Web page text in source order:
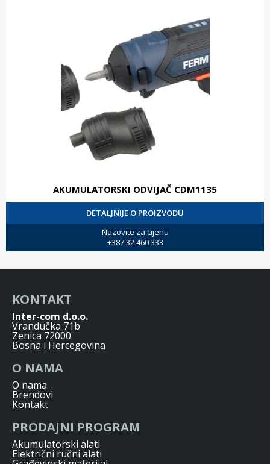
AKUMULATORSKI ODVIJAČ CDM1135
DETALJNIJE O PROIZVODU
Nazovite za cijenu
+387 32 460 333
KONTAKT
Inter-com d.o.o.
Vrandučka 71b
Zenica 72000
Bosna i Hercegovina
O NAMA
O nama
Brendovi
Kontakt
PRODAJNI PROGRAM
Akumulatorski alati
Električni ručni alati